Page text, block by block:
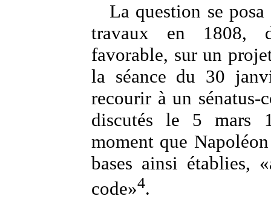
La question se
travaux en 1808,
favorable, sur un
la séance du 30
recourir à un sénatus-
discutés le 5 mars
moment que
bases ainsi établies,
code»4.